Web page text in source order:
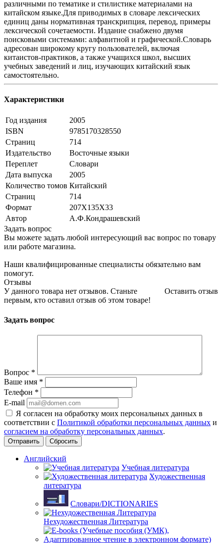
различными по тематике и стилистике материалами на
китайском языке.Для приводимых в словаре лексических
единиц даны нормативная транскрипция, перевод, примеры
лексической сочетаемости. Издание снабжено двумя
поисковыми системами: алфавитной и графической.Словарь
адресован широкому кругу пользователей, включая
китаистов-практиков, а также учащихся школ, высших
учебных заведений и лиц, изучающих китайский язык
самостоятельно.
Характеристики
Год издания
2005
ISBN
9785170328550
Страниц
714
Издательство
Восточные языки
Переплет
Словари
Дата выпуска
2005
Количество томов Китайский
Страниц
714
Формат
207Х135Х33
Автор
А.Ф.Кондрашевский
Задать вопрос
Вы можете задать любой интересующий вас вопрос по товару
или работе магазина.
Наши квалифицированные специалисты обязательно вам
помогут.
Отзывы
Оставить отзыв
У данного товара нет отзывов. Станьте
первым, кто оставил отзыв об этом товаре!
Задать вопрос
Вопрос *
Ваше имя *
Телефон *
E-mail
Я согласен на обработку моих персональных данных в
соответствии с Политикой обработки персональных данных и
согласием на обработку персональных данных.
Сбросить
Английский
Учебная литература
Художественная
литература
Словари/DICTIONARIES
Нехудожественная Литература